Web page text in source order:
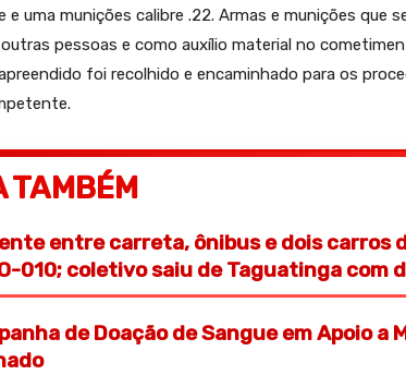
e uma munições calibre .22. Armas e munições que
pessoas e como auxílio material no
foi recolhido e encaminhado para os
TAMBÉM
entre carreta, ônibus e dois carros
010; coletivo saiu de Taguatinga com
de Doação de Sangue em Apoio a